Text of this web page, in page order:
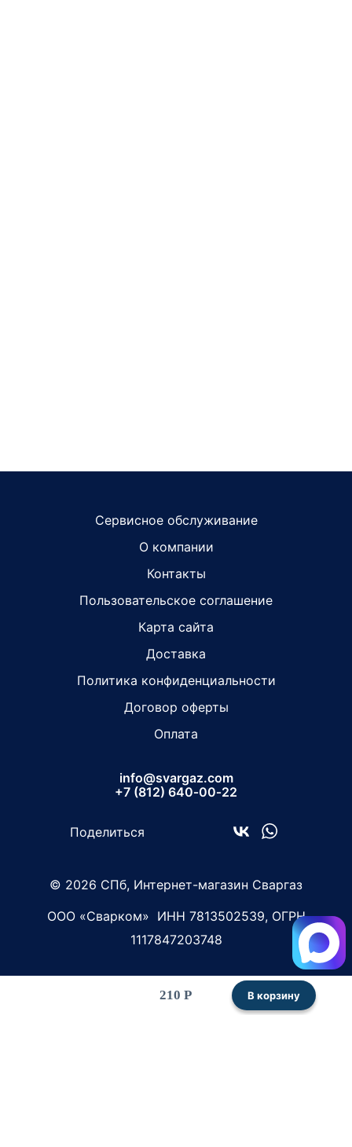
210 Р В корзину
Сервисное обслуживание
О компании
Контакты
Пользовательское соглашение
Карта сайта
Доставка
Политика конфиденциальности
Договор оферты
Оплата
info@svargaz.com
+7 (812) 640‑00‑22
Поделиться
© 2026 СПб, Интернет-магазин Сваргаз
ООО «Сварком» ИНН 7813502539, ОГРН
1117847203748